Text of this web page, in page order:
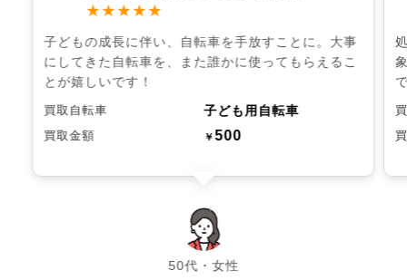
★★★★★
子どもの成長に伴い、自転車を手放すことに。大事
にしてきた自転車を、また誰かに使ってもらえるこ
とが嬉しいです！
買取自転車 子ども用自転車
買取金額 ￥500
50代・女性
chevron_left chevron_right